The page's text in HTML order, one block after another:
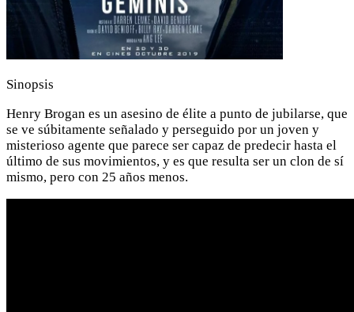
Sinopsis
Henry Brogan es un asesino de élite a punto de jubilarse, que
se ve súbitamente señalado y perseguido por un joven y
misterioso agente que parece ser capaz de predecir hasta el
último de sus movimientos, y es que resulta ser un clon de sí
mismo, pero con 25 años menos.